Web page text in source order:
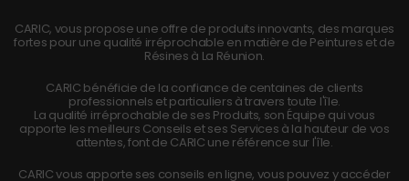
CARIC, vous propose une offre de produits innovants, des marques
fortes pour une qualité irréprochable en matière de Peintures et de
Résines à La Réunion.
CARIC bénéficie de la confiance de centaines de clients
professionnels et particuliers à travers toute l'île.
La qualité irréprochable de ses Produits, son Équipe qui vous
apporte les meilleurs Conseils et ses Services à la hauteur de vos
attentes, font de CARIC une référence sur l'île.
CARIC vous apporte ses conseils en ligne, vous pouvez y accéder